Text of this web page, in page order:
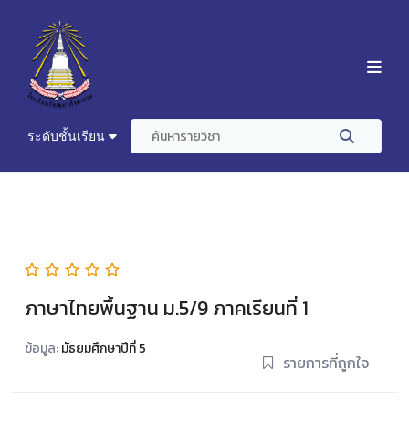
ระดับชั้นเรียน
ภาษาไทยพื้นฐาน ม.5/9 ภาคเรียนที่ 1
ข้อมูล:มัธยมศึกษาปีที่ 5
รายการที่ถูกใจ